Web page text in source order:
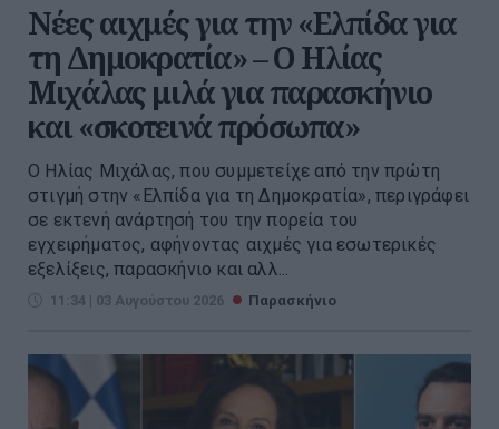
Νέες αιχμές για την «Ελπίδα για
τη Δημοκρατία» – Ο Ηλίας
Μιχάλας μιλά για παρασκήνιο
και «σκοτεινά πρόσωπα»
Ο Ηλίας Μιχάλας, που συμμετείχε από την πρώτη
στιγμή στην «Ελπίδα για τη Δημοκρατία», περιγράφει
σε εκτενή ανάρτησή του την πορεία του
εγχειρήματος, αφήνοντας αιχμές για εσωτερικές
εξελίξεις, παρασκήνιο και αλλ...
11:34 | 03 Αυγούστου 2026 Παρασκήνιο